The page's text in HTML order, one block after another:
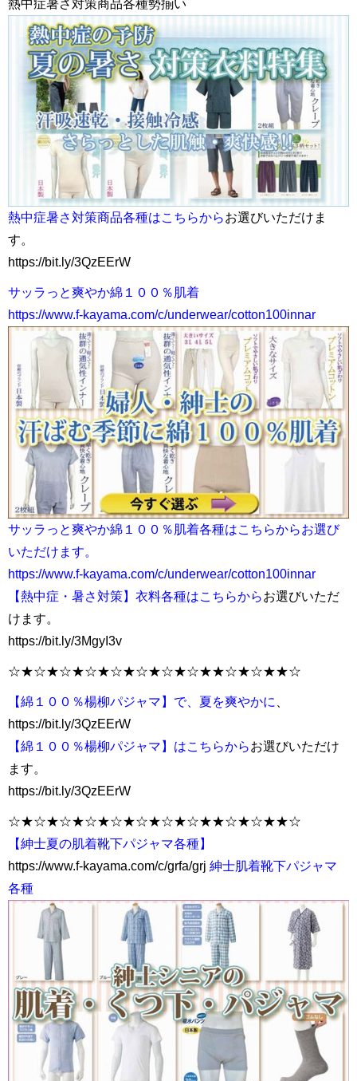
熱中症暑さ対策商品各種勢揃い
熱中症暑さ対策商品各種はこちらからお選びいただけま
す。
https://bit.ly/3QzEErW
サッラっと爽やか綿１００％肌着
https://www.f-kayama.com/c/underwear/cotton100innar
サッラっと爽やか綿１００％肌着各種はこちらからお選び
いただけます。
https://www.f-kayama.com/c/underwear/cotton100innar
【熱中症・暑さ対策】衣料各種はこちらからお選びいただ
けます。
https://bit.ly/3MgyI3v
☆★☆★☆★☆★☆★☆★☆★☆★★☆★☆★★☆
【綿１００％楊柳パジャマ】で、夏を爽やかに
https://bit.ly/3QzEErW
【綿１００％楊柳パジャマ】はこちらからお選びいただけ
ます。
https://bit.ly/3QzEErW
☆★☆★☆★☆★☆★☆★☆★☆★★☆★☆★★☆
【紳士夏の肌着靴下パジャマ各種】
https://www.f-kayama.com/c/grfa/grj 紳士肌着靴下パジャマ
各種